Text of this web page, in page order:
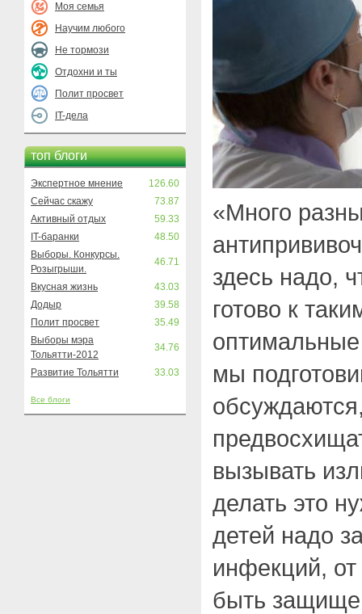
Моя семья
Научим любого
Не тормози
Отдохни и ты
Полит просвет
IT-дела
топ блоги
Экспертное мнение
126.60
Сейчас скажу
73.87
Активный отдых
59.33
IT-баранки
48.50
Выборы. Конкурсы.
Розыгрыши.
46.71
Вкусная жизнь
43.03
Додыр
39.58
Полит просвет
35.49
Выборы мэра
Тольятти-2012
34.76
Развитие Тольятти 33.03
Все блоги
«Много
здесь надо,
готово к
мы
вызывать
делать это
детей надо
инфекций, от
быть